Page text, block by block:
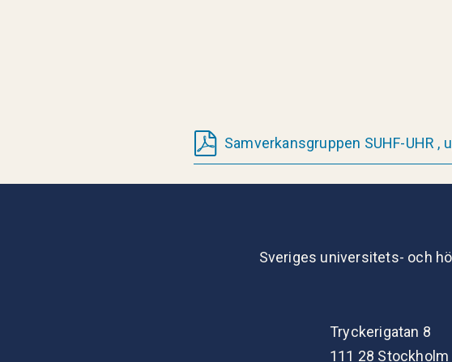
Samverkansgruppen SUHF-UHR ,
Sveriges universitets- och
Tryckerigatan 8
111 28 Stockholm